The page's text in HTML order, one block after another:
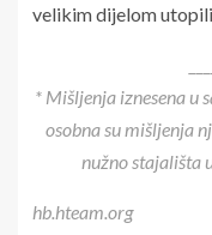
velikim dijelom utopili
* Mišljenja iznesena u
osobna su mišljenja
nužno stajališta
hb.hteam.org